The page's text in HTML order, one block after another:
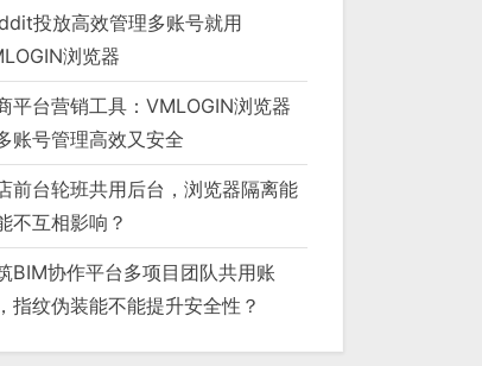
投放高效管理多账号就用
浏览器
平台营销工具：VMLOGIN浏览器
账号管理高效又安全
前台轮班共用后台，浏览器隔离能
不互相影响？
BIM协作平台多项目团队共用账
指纹伪装能不能提升安全性？